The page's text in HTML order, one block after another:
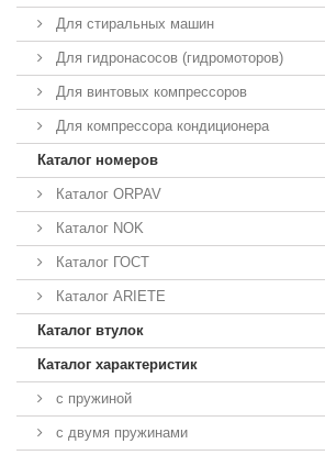
Для стиральных машин
Для гидронасосов (гидромоторов)
Для винтовых компрессоров
Для компрессора кондиционера
Каталог номеров
Каталог ORPAV
Каталог NOK
Каталог ГОСТ
Каталог ARIETE
Каталог втулок
Каталог характеристик
с пружиной
с двумя пружинами